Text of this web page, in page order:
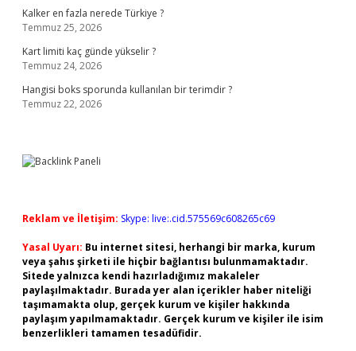
Kalker en fazla nerede Türkiye ?
Temmuz 25, 2026
Kart limiti kaç günde yükselir ?
Temmuz 24, 2026
Hangisi boks sporunda kullanılan bir terimdir ?
Temmuz 22, 2026
Reklam ve İletişim: Skype: live:.cid.575569c608265c69
Yasal Uyarı: Bu internet sitesi, herhangi bir marka, kurum
veya şahıs şirketi ile hiçbir bağlantısı bulunmamaktadır.
Sitede yalnızca kendi hazırladığımız makaleler
paylaşılmaktadır. Burada yer alan içerikler haber niteliği
taşımamakta olup, gerçek kurum ve kişiler hakkında
paylaşım yapılmamaktadır. Gerçek kurum ve kişiler ile isim
benzerlikleri tamamen tesadüfidir.